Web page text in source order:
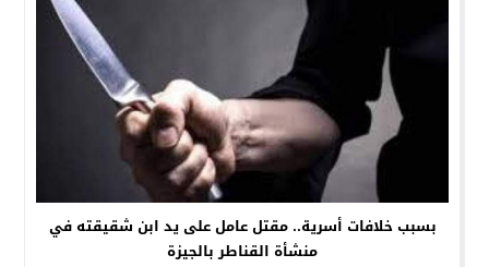
بسبب خلافات أسرية.. مقتل عامل على يد ابن شقيقته في
منشأة القناطر بالجيزة